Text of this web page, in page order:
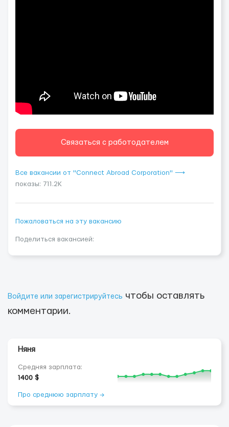
Связаться с работодателем
Все вакансии от "Connect Abroad Corporation" ⟶
показы: 711.2K
Пожаловаться на эту вакансию
Поделиться вакансией:
Войдите или зарегистрируйтесь чтобы оставлять
комментарии.
Няня
Средняя зарплата:
1400 $
Про среднюю зарплату →